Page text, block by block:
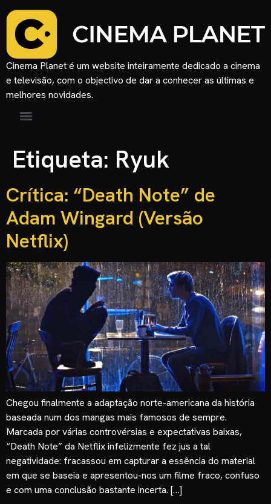
Cinema Planet é um website inteiramente dedicado a cinema
e televisão, com o objectivo de dar a conhecer as últimas e
melhores novidades.
Etiqueta: Ryuk
Crítica: “Death Note” de
Adam Wingard (Versão
Netflix)
Chegou finalmente a adaptação norte-americana da história
baseada num dos mangas mais famosos de sempre.
Marcada por várias controvérsias e expectativas baixas,
“Death Note” da Netflix infelizmente fez jus a tal
negatividade: fracassou em capturar a essência do material
em que se baseia e apresentou-nos um filme fraco, confuso
e com uma conclusão bastante incerta. […]